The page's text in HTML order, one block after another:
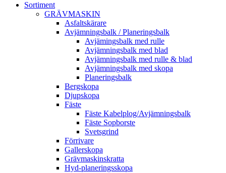
Sortiment
GRÄV­MASKIN
Asfalt­skärare
Avjämnings­balk / Planeringsbalk
Avjämingsbalk med rulle
Avjämningsbalk med blad
Avjämningsbalk med rulle & blad
Avjämningsbalk med skopa
Planerings­balk
Berg­skopa
Djup­skopa
Fäste
Fäste Kabel­­plog/­Avjämnings­­balk
Fäste Sop­borste
Svets­grind
Förrivare
Galler­skopa
Gräv­maskins­kratta
Hyd­-planerings­skopa